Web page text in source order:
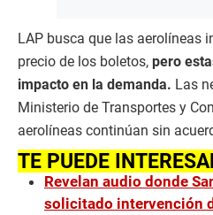
LAP busca que las aerolíneas
precio de los boletos, pero
impacto en la demanda. Las
Ministerio de Transportes y
aerolíneas continúan sin
TE PUEDE
Revelan audio donde
solicitado intervención